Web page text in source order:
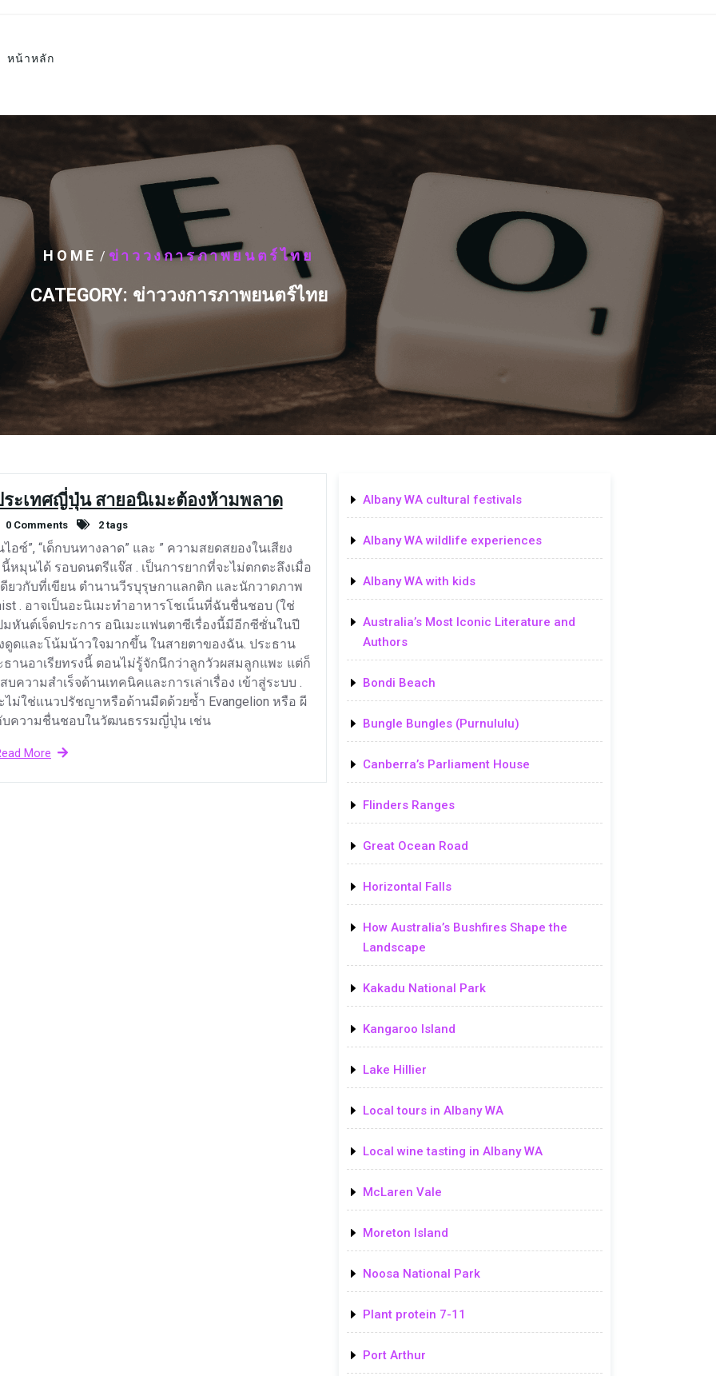
หน้าหลัก
HOME / ข่าววงการภาพยนตร์ไทย
CATEGORY: ข่าววงการภาพยนตร์ไทย
ะเทศญี่ปุ่น สายอนิเมะต้องห้ามพลาด
0 Comments 2 tags
ซ์”, “เด็กบนทางลาด” และ ” ความสยดสยองในเสียง
หมุนได้ รอบดนตรีแจ๊ส . เป็นการยากที่จะไม่ตกตะลึงเมื่อ
วกับที่เขียน ตำนานวีรบุรุษกาแลกติก และนักวาดภาพ
. อาจเป็นอะนิเมะทำอาหารโชเน็นที่ฉันชื่นชอบ (ใช่
มหันต์เจ็ดประการ อนิเมะแฟนตาซีเรื่องนี้มีอีกซีซั่นในปี
ดูดและโน้มน้าวใจมากขึ้น ในสายตาของฉัน. ประธาน
านอาเรียทรงนี้ ตอนไม่รู้จักนึกว่าลูกวัวผสมลูกแพะ แต่ก็
ความสำเร็จด้านเทคนิคและการเล่าเรื่อง เข้าสู่ระบบ .
ใช่แนวปรัชญาหรือด้านมืดด้วยซ้ำ Evangelion หรือ ผี
บความชื่นชอบในวัฒนธรรมญี่ปุ่น เช่น
More
Albany WA cultural festivals
Albany WA wildlife experiences
Albany WA with kids
Australia’s Most Iconic Literature and
Authors
Bondi Beach
Bungle Bungles (Purnululu)
Canberra’s Parliament House
Flinders Ranges
Great Ocean Road
Horizontal Falls
How Australia’s Bushfires Shape the
Landscape
Kakadu National Park
Kangaroo Island
Lake Hillier
Local tours in Albany WA
Local wine tasting in Albany WA
McLaren Vale
Moreton Island
Noosa National Park
Plant protein 7-11
Port Arthur